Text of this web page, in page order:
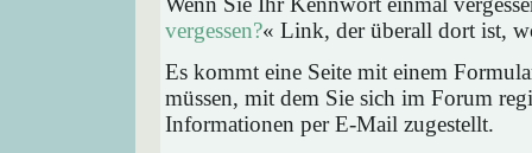
vergessen?« Link, der überall dort ist,
Es kommt eine Seite mit einem
müssen, mit dem Sie sich im Forum
Informationen per E-Mail zugestellt.